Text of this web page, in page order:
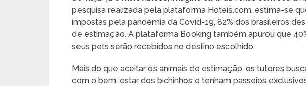
pesquisa realizada pela plataforma Hoteis.com, estima-se
impostas pela pandemia da Covid-19, 82% dos brasileiros
de estimação. A plataforma Booking também apurou que
seus pets serão recebidos no destino escolhido.
Mais do que aceitar os animais de estimação, os tutores
com o bem-estar dos bichinhos e tenham passeios